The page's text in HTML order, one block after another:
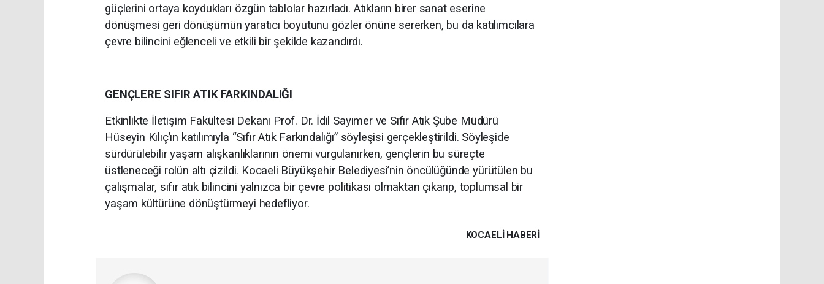
güçlerini ortaya koydukları özgün tablolar hazırladı. Atıkların birer sanat eserine
dönüşmesi geri dönüşümün yaratıcı boyutunu gözler önüne sererken, bu da katılımcılara
çevre bilincini eğlenceli ve etkili bir şekilde kazandırdı.
GENÇLERE SIFIR ATIK FARKINDALIĞI
Etkinlikte İletişim Fakültesi Dekanı Prof. Dr. İdil Sayımer ve Sıfır Atık Şube Müdürü
Hüseyin Kılıç’ın katılımıyla “Sıfır Atık Farkındalığı” söyleşisi gerçekleştirildi. Söyleşide
sürdürülebilir yaşam alışkanlıklarının önemi vurgulanırken, gençlerin bu süreçte
üstleneceği rolün altı çizildi. Kocaeli Büyükşehir Belediyesi’nin öncülüğünde yürütülen bu
çalışmalar, sıfır atık bilincini yalnızca bir çevre politikası olmaktan çıkarıp, toplumsal bir
yaşam kültürüne dönüştürmeyi hedefliyor.
KOCAELI HABERİ